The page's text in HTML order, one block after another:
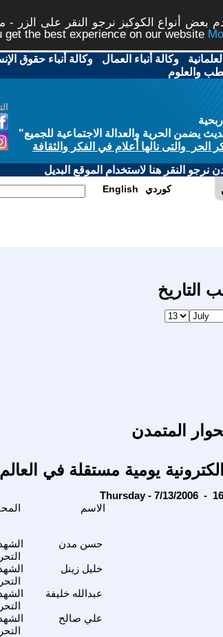
بعض أنواع الكوكيز نرجو النقر على الزر
the best experience on our website
-وكالة أنباء العمال -وكالة أنباء حقوق
والعلوم
الحرية والعدالة الاجتماعية للجميع"
والتى نالها أعلام في الفكر والثقافة
نرجو النقر هنا لاستخدام الموقع البديل
English كوردي
التاريخ
المتمدن
يومية مستقلة في
الاسم
حسن مدن
خليل زينل
عبدالله خليفة
علي صالح